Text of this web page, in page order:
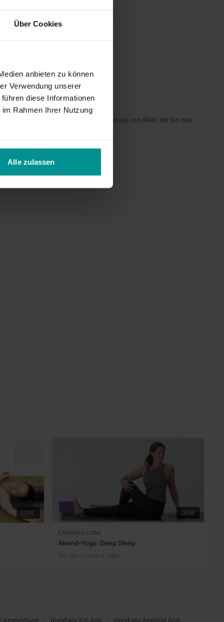
Über Cookies
anbieten zu können
Verwendung unserer
diese Informationen
Rahmen Ihrer Nutzung
Alle zulassen
der Stunde sowie die wundervolle Musik von WAH. Ich bin nun
27:01 25:58
Christina Lobe
Abend-Yoga: Deep Sleep
Für alle | Anusara Yoga
Anmeldung ∙ YogaEasy iOS App ∙ YogaEasy Android App